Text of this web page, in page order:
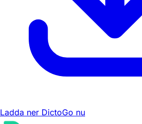
Ladda ner DictoGo nu